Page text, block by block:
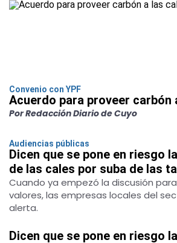
Convenio con YPF
Acuerdo para proveer carbón
Por Redacción Diario de Cuyo
Audiencias públicas
Dicen que se pone en riesgo
de las cales por suba de las
Cuando ya empezó la discusión
valores, las empresas locales del
alerta.
Dicen que se pone en riesgo